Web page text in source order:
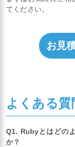
てください。
お見
よくある質
Q1. Rubyとはどの
か？